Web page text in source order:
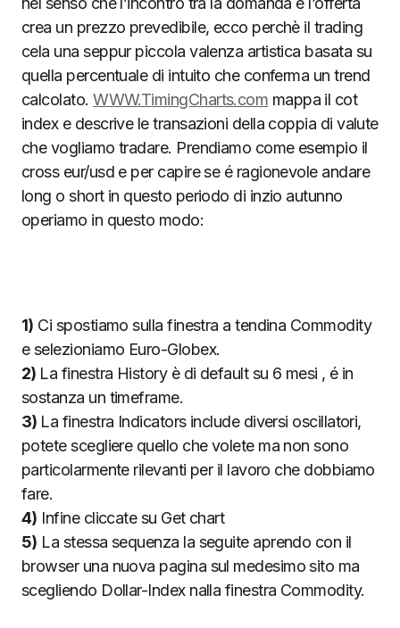
crea un prezzo prevedibile, ecco perchè il trading
cela una seppur piccola valenza artistica basata su
quella percentuale di intuito che conferma un trend
calcolato.WWW.TimingCharts.com mappa il cot
index e descrive le transazioni della coppia di valute
che vogliamo tradare. Prendiamo come esempio il
cross eur/usd e per capire se é ragionevole andare
long o short in questo periodo di inzio autunno
operiamo in questo modo:
1) Ci spostiamo sulla finestra a tendina Commodity
e selezioniamo Euro-Globex.
2) La finestra History è di default su 6 mesi , é in
sostanza un timeframe.
3) La finestra Indicators include diversi oscillatori,
potete scegliere quello che volete ma non sono
particolarmente rilevanti per il lavoro che dobbiamo
fare.
4) Infine cliccate su Get chart
5) La stessa sequenza la seguite aprendo con il
browser una nuova pagina sul medesimo sito ma
scegliendo Dollar-Index nalla finestra Commodity.